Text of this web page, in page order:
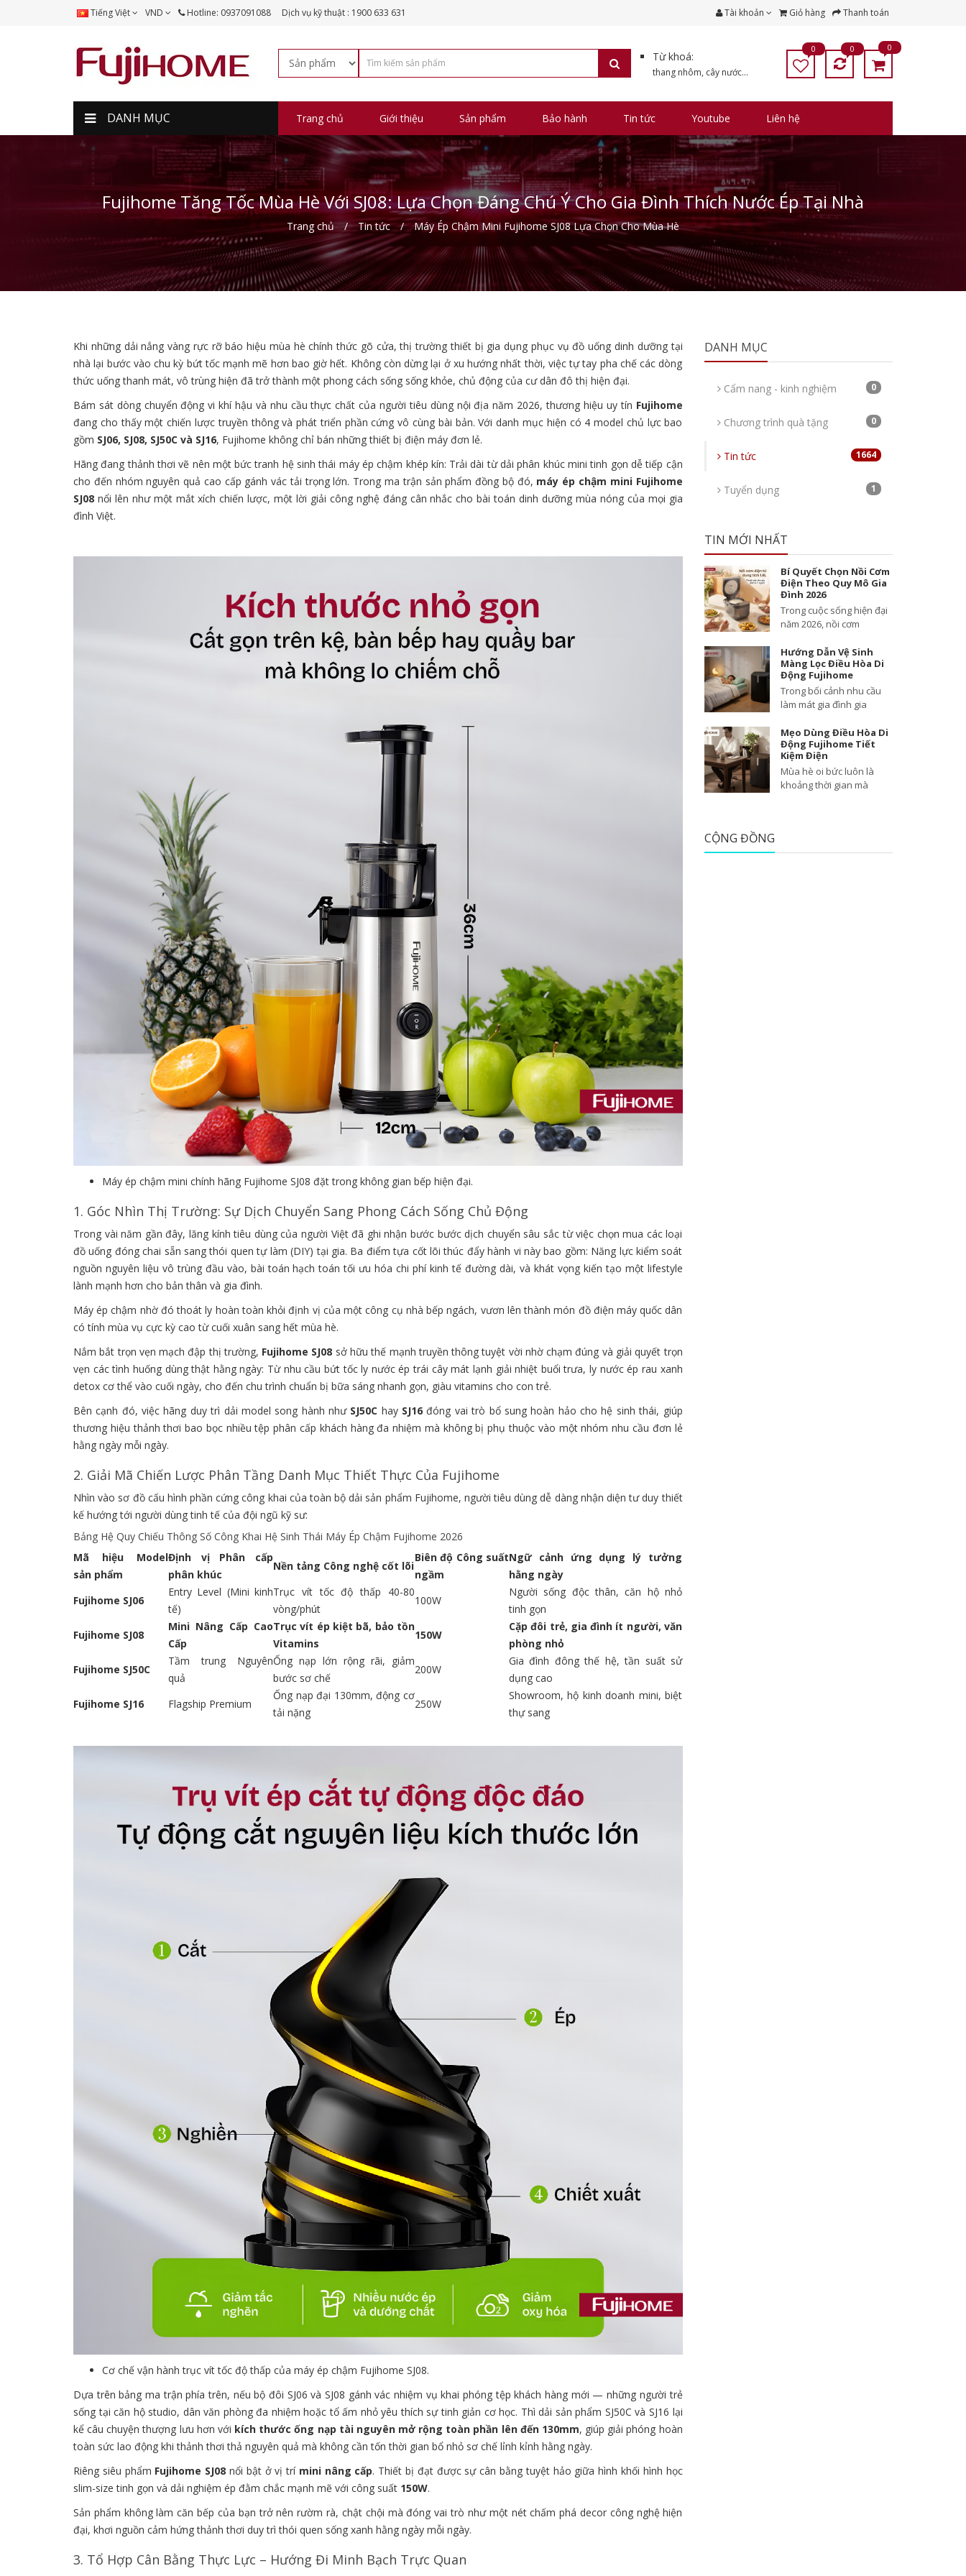
Tiếng Việt VND Hotline: 0937091088 Dịch vụ kỹ thuật : 1900 633 631 Tài khoản Giỏ hàng Thanh toán
Từ khoá:
thang nhôm, cây nước...
0 0 0
DANH MỤC Trang chủ Giới thiệu Sản phẩm Bảo hành Tin tức Youtube Liên hệ
Fujihome Tăng Tốc Mùa Hè Với SJ08: Lựa Chọn Đáng Chú Ý Cho Gia Đình Thích Nước Ép Tại Nhà
Trang chủ Tin tức Máy Ép Chậm Mini Fujihome SJ08 Lựa Chọn Cho Mùa Hè
Khi những dải nắng vàng rực rỡ báo hiệu mùa hè chính thức gõ cửa, thị trường thiết bị gia dụng phục vụ đồ uống dinh dưỡng tại
nhà lại bước vào chu kỳ bứt tốc mạnh mẽ hơn bao giờ hết. Không còn dừng lại ở xu hướng nhất thời, việc tự tay pha chế các dòng
thức uống thanh mát, vô trùng hiện đã trở thành một phong cách sống sống khỏe, chủ động của cư dân đô thị hiện đại.
Bám sát dòng chuyển động vi khí hậu và nhu cầu thực chất của người tiêu dùng nội địa năm 2026, thương hiệu uy tín Fujihome
đang cho thấy một chiến lược truyền thông và phát triển phần cứng vô cùng bài bản. Với danh mục hiện có 4 model chủ lực bao
gồm SJ06, SJ08, SJ50C và SJ16, Fujihome không chỉ bán những thiết bị điện máy đơn lẻ.
Hãng đang thảnh thơi vẽ nên một bức tranh hệ sinh thái máy ép chậm khép kín: Trải dài từ dải phân khúc mini tinh gọn dễ tiếp cận
cho đến nhóm nguyên quả cao cấp gánh vác tải trọng lớn. Trong ma trận sản phẩm đồng bộ đó, máy ép chậm mini Fujihome
SJ08 nổi lên như một mắt xích chiến lược, một lời giải công nghệ đáng cân nhắc cho bài toán dinh dưỡng mùa nóng của mọi gia
đình Việt.
Máy ép chậm mini chính hãng Fujihome SJ08 đặt trong không gian bếp hiện đại.
1. Góc Nhìn Thị Trường: Sự Dịch Chuyển Sang Phong Cách Sống Chủ Động
Trong vài năm gần đây, lăng kính tiêu dùng của người Việt đã ghi nhận bước bước dịch chuyển sâu sắc từ việc chọn mua các loại
đồ uống đóng chai sẵn sang thói quen tự làm (DIY) tại gia. Ba điểm tựa cốt lõi thúc đẩy hành vi này bao gồm: Năng lực kiểm soát
nguồn nguyên liệu vô trùng đầu vào, bài toán hạch toán tối ưu hóa chi phí kinh tế đường dài, và khát vọng kiến tạo một lifestyle
lành mạnh hơn cho bản thân và gia đình.
Máy ép chậm nhờ đó thoát ly hoàn toàn khỏi định vị của một công cụ nhà bếp ngách, vươn lên thành món đồ điện máy quốc dân
có tính mùa vụ cực kỳ cao từ cuối xuân sang hết mùa hè.
Nắm bắt trọn vẹn mạch đập thị trường, Fujihome SJ08 sở hữu thế mạnh truyền thông tuyệt vời nhờ chạm đúng và giải quyết trọn
vẹn các tình huống dùng thật hằng ngày: Từ nhu cầu bứt tốc ly nước ép trái cây mát lạnh giải nhiệt buổi trưa, ly nước ép rau xanh
detox cơ thể vào cuối ngày, cho đến chu trình chuẩn bị bữa sáng nhanh gọn, giàu vitamins cho con trẻ.
Bên cạnh đó, việc hãng duy trì dải model song hành như SJ50C hay SJ16 đóng vai trò bổ sung hoàn hảo cho hệ sinh thái, giúp
thương hiệu thảnh thơi bao bọc nhiều tệp phân cấp khách hàng đa nhiệm mà không bị phụ thuộc vào một nhóm nhu cầu đơn lẻ
hằng ngày mỗi ngày.
2. Giải Mã Chiến Lược Phân Tầng Danh Mục Thiết Thực Của Fujihome
Nhìn vào sơ đồ cấu hình phần cứng công khai của toàn bộ dải sản phẩm Fujihome, người tiêu dùng dễ dàng nhận diện tư duy thiết
kế hướng tới người dùng tinh tế của đội ngũ kỹ sư:
Bảng Hệ Quy Chiếu Thông Số Công Khai Hệ Sinh Thái Máy Ép Chậm Fujihome 2026
Mã hiệu Model
sản phẩm
Định vị Phân cấp
phân khúc
Nền tảng Công nghệ cốt lõi
Biên độ Công suất
ngầm
Ngữ cảnh ứng dụng lý tưởng
hằng ngày
Fujihome SJ06
Entry Level (Mini kinh
tế)
Trục vít tốc độ thấp 40-80
vòng/phút
100W
Người sống độc thân, căn hộ nhỏ
tinh gọn
Fujihome SJ08
Mini Nâng Cấp Cao
Cấp
Trục vít ép kiệt bã, bảo tồn
Vitamins
150W
Cặp đôi trẻ, gia đình ít người, văn
phòng nhỏ
Fujihome SJ50C
Tầm trung Nguyên
quả
Ống nạp lớn rộng rãi, giảm
bước sơ chế
200W
Gia đình đông thế hệ, tần suất sử
dụng cao
Fujihome SJ16
Flagship Premium
Ống nạp đại 130mm, động cơ
tải nặng
250W
Showroom, hộ kinh doanh mini, biệt
thự sang
Cơ chế vận hành trục vít tốc độ thấp của máy ép chậm Fujihome SJ08.
Dựa trên bảng ma trận phía trên, nếu bộ đôi SJ06 và SJ08 gánh vác nhiệm vụ khai phóng tệp khách hàng mới — những người trẻ
sống tại căn hộ studio, dân văn phòng đa nhiệm hoặc tổ ấm nhỏ yêu thích sự tinh giản cơ học. Thì dải sản phẩm SJ50C và SJ16 lại
kể câu chuyện thượng lưu hơn với kích thước ống nạp tài nguyên mở rộng toàn phần lên đến 130mm, giúp giải phóng hoàn
toàn sức lao động khi thảnh thơi thả nguyên quả mà không cần tốn thời gian bổ nhỏ sơ chế lỉnh kỉnh hằng ngày.
Riêng siêu phẩm Fujihome SJ08 nổi bật ở vị trí mini nâng cấp. Thiết bị đạt được sự cân bằng tuyệt hảo giữa hình khối hình học
slim-size tinh gọn và dải nghiệm ép đằm chắc mạnh mẽ với công suất 150W.
Sản phẩm không làm căn bếp của bạn trở nên rườm rà, chật chội mà đóng vai trò như một nét chấm phá decor công nghệ hiện
đại, khơi nguồn cảm hứng thảnh thơi duy trì thói quen sống xanh hằng ngày mỗi ngày.
3. Tổ Hợp Cân Bằng Thực Lực – Hướng Đi Minh Bạch Trực Quan
DANH MỤC
Cẩm nang - kinh nghiệm 0
Chương trình quà tặng 0
Tin tức 1664
Tuyển dụng 1
TIN MỚI NHẤT
Bí Quyết Chọn Nồi Cơm
Điện Theo Quy Mô Gia
Đình 2026
Trong cuộc sống hiện đại
năm 2026, nồi cơm
Hướng Dẫn Vệ Sinh
Màng Lọc Điều Hòa Di
Động Fujihome
Trong bối cảnh nhu cầu
làm mát gia đình gia
Mẹo Dùng Điều Hòa Di
Động Fujihome Tiết
Kiệm Điện
Mùa hè oi bức luôn là
khoảng thời gian mà
CỘNG ĐỒNG